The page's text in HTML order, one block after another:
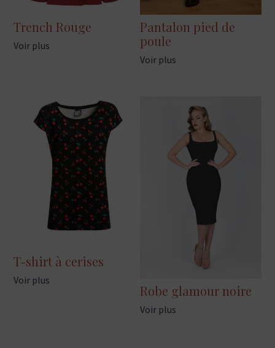
Trench Rouge
Voir plus
Pantalon pied de
poule
Voir plus
T-shirt à cerises
Voir plus
Robe glamour noire
Voir plus